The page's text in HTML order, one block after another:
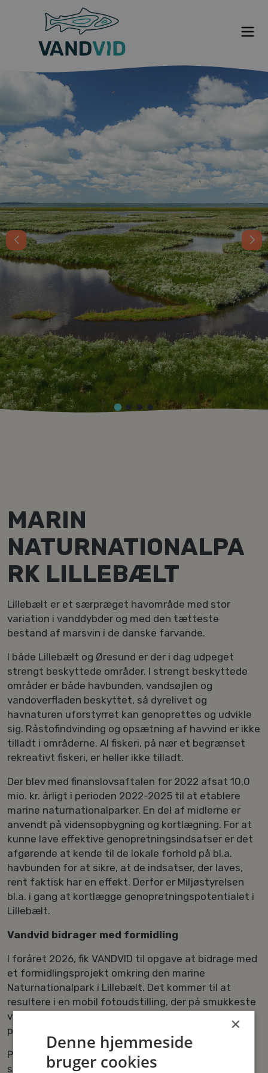
Om VANDVID
Nyt fra VANDVID
VANDVID indefra
Hvem står bag
Tidslinje
Kontakt
MARIN
NATURNATIONALPA
RK LILLEBÆLT
Lillebælt er et særpræget havområde med stor
variation i vanddybder og med den tætteste
bestand af marsvin i de danske farvande.
I både Lillebælt og Øresund er der i dag udpeget
strengt beskyttede områder. I strengt beskyttede
områder er både havbunden, vandsøjlen og
vandoverfladen beskyttet, så dyrelivet og
havnaturen uforstyrret kan genoprettes og udvikle
sig. Råstofindvinding og opsætning af havvind er ikke
tilladt i områderne. Al fiskeri, på nær et begrænset
rekreativt fiskeri, er heller ikke tilladt.
Der blev med finanslovsaftalen for 2022 afsat 10,0
mio. kr. årligt i perioden 2022-2025 til at etablere
marine naturnationalparker. En del af midlerne er
anvendt på vidensopbygning og kortlægning. For at
kunne lave effektive genopretningsindsatser er det
afgørende at kende til de lokale forhold på bl.a.
havbunden for at sikre, at de indsatser, der laves,
rent faktisk har en effekt. Derfor er Miljøstyrelsen
bl.a. i gang at kortlægge genopretningspotentialet i
Lillebælt.
Vandvid bidrager med formidling
I foråret 2026, fik VANDVID til opgave at bidrage med
et formidlingsprojekt omkring den marine
Naturnationalpark i Lillebælt. Det kommer til at
resultere i en mobil fotoudstilling, der på smukkeste
vis formidler Lillebælt oppefra, nedefra og helt tæt
på.
Projektets formål er at bevidstgøre og skabe et
sprog for de særkender som ligger til grund for
×
Denne hjemmeside
bruger cookies